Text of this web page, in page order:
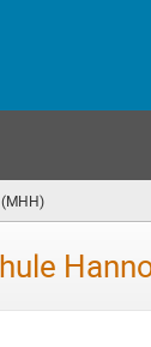
are